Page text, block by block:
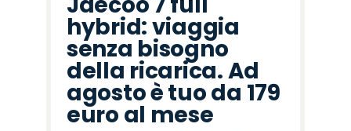
hybrid: viaggia
senza bisogno
della ricarica. Ad
agosto è tuo da 179
euro al mese